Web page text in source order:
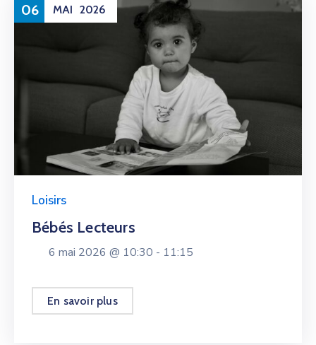
06 MAI 2026
Loisirs
Bébés Lecteurs
6 mai 2026 @ 10:30 - 11:15
En savoir plus